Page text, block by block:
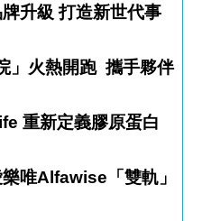
開跑 攜手夥伴
白